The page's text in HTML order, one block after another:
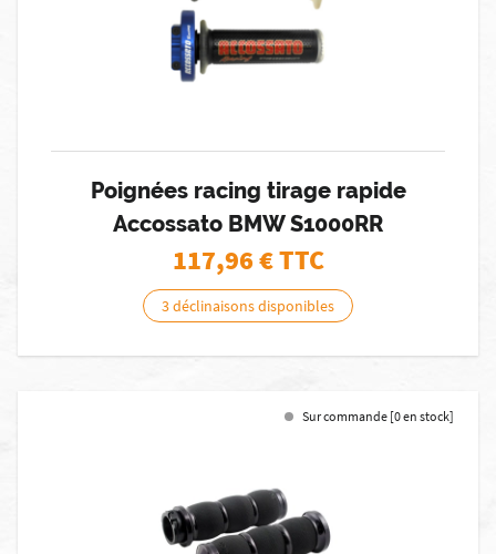
Poignées racing tirage rapide
Accossato BMW S1000RR
117,96€ TTC
3 déclinaisons disponibles
Sur commande [0 en stock]